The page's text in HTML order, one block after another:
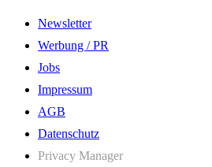
Newsletter
Werbung / PR
Jobs
Impressum
AGB
Datenschutz
Privacy Manager